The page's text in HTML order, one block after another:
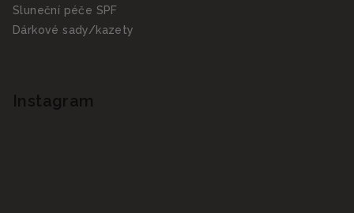
Sluneční péče SPF
Dárkové sady/kazety
Instagram